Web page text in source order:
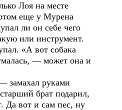
Лоя на месте
еще у Мурена
ли он себе чего
или инструмент.
«А вот собака
— может она и
замахал руками
брат подарил,
Да вот и сам пес, ну